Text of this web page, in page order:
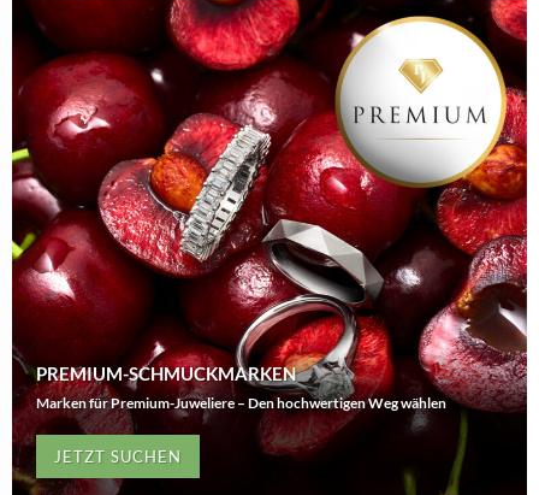
PREMIUM-SCHMUCKMARKEN
Marken für Premium-Juweliere – Den hochwertigen Weg wählen
JETZT SUCHEN